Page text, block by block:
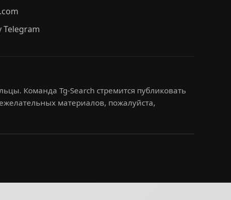
Telegram
Команда Tg-Search стремится публиковать
материалов, пожалуйста,